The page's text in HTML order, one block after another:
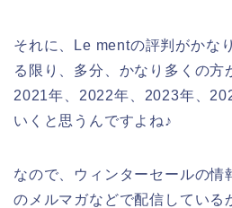
それに、Le mentの評判がかな
る限り、多分、かなり多くの方
2021年、2022年、2023年、
いくと思うんですよね♪
なので、ウィンターセールの
のメルマガなどで配信している